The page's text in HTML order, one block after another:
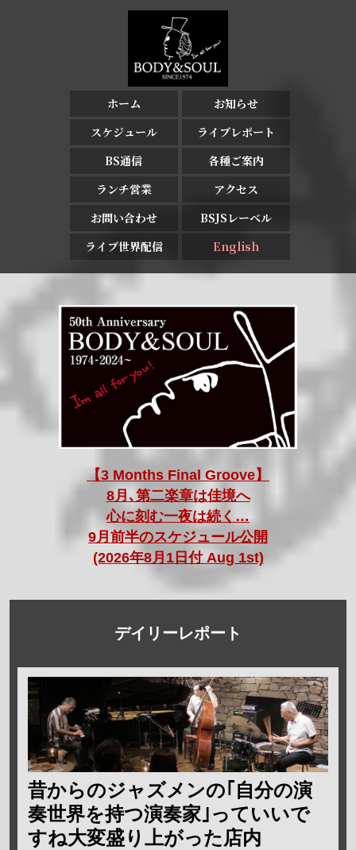
ホーム
お知らせ
スケジュール
ライブレポート
BS通信
各種ご案内
ランチ営業
アクセス
お問い合わせ
BSJSレーベル
ライブ世界配信
English
【3 Months Final Groove】
8月､第二楽章は佳境へ
心に刻む一夜は続く…
9月前半のスケジュール公開
(2026年8月1日付 Aug 1st)
デイリーレポート
昔からのジャズメンの｢自分の演
奏世界を持つ演奏家｣っていいで
すね大変盛り上がった店内